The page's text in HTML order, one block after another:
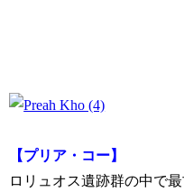
【プリア・コー】
ロリュオス遺跡群の中で最